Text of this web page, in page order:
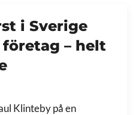
i Sverige
– helt
Klinteby på en